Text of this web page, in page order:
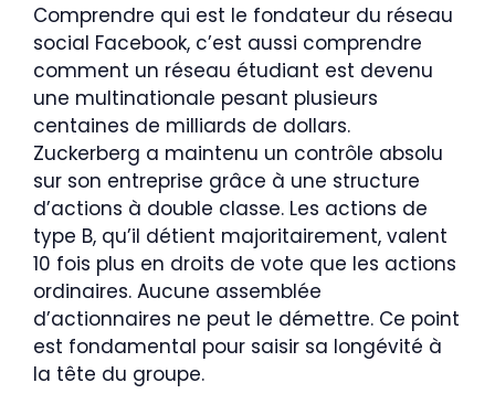
Comprendre qui est le fondateur du réseau
social Facebook, c’est aussi comprendre
comment un réseau étudiant est devenu
une multinationale pesant plusieurs
centaines de milliards de dollars.
Zuckerberg a maintenu un contrôle absolu
sur son entreprise grâce à une structure
d’actions à double classe. Les actions de
type B, qu’il détient majoritairement, valent
10 fois plus en droits de vote que les actions
ordinaires. Aucune assemblée
d’actionnaires ne peut le démettre. Ce point
est fondamental pour saisir sa longévité à
la tête du groupe.